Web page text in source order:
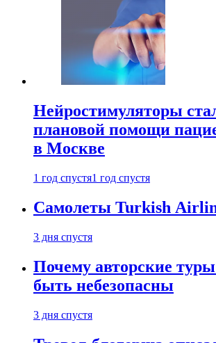
Нейростимуляторы
плановой помощи
в Москве
1 год спустя1 год спустя
Самолеты Turkish
3 дня спустя
Почему авторские
быть небезопасны
3 дня спустя